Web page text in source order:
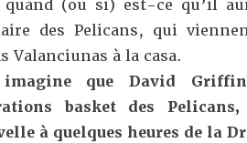
(ou si) est-ce qu’il
des Pelicans, qui
Valanciunas à la casa.
que David
basket des
à quelques heures de la